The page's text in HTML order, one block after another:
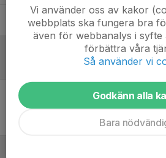
Tobias Sanne Assisterande
Inget referat
Vi använder oss av kakor
webbplats ska fungera bra
även för webbanalys i syfte
förbättra våra
Så använder vi
Godkänn alla
Bara